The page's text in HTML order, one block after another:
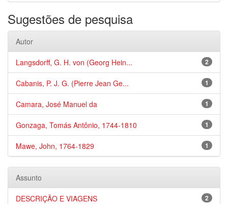
Sugestões de pesquisa
Autor
2
Langsdorff, G. H. von (Georg Hein...
1
Cabanis, P. J. G. (Pierre Jean Ge...
1
Camara, José Manuel da
1
Gonzaga, Tomás Antônio, 1744-1810
1
Mawe, John, 1764-1829
Assunto
2
DESCRIÇÃO E VIAGENS